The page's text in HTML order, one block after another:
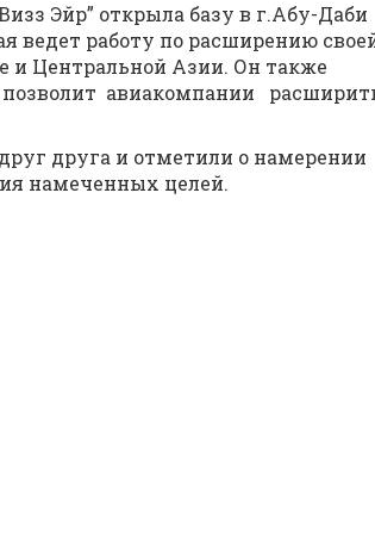
Эйр” открыла базу в г.Абу-Даби
ведет работу по расширению
и Центральной Азии. Он также
позволит авиакомпании
друга и отметили о намерении
намеченных целей.